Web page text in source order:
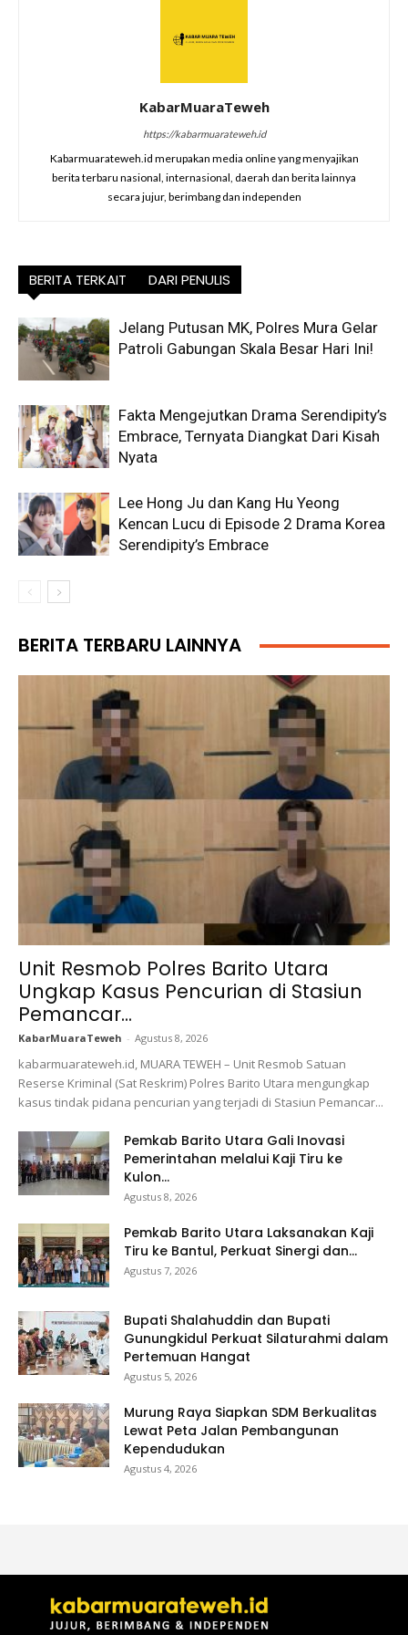
KabarMuaraTeweh
https://kabarmuarateweh.id
Kabarmuarateweh.id merupakan media online yang menyajikan
berita terbaru nasional, internasional, daerah dan berita lainnya
secara jujur, berimbang dan independen
BERITA TERKAIT DARI PENULIS
Jelang Putusan MK, Polres Mura Gelar
Patroli Gabungan Skala Besar Hari Ini!
Fakta Mengejutkan Drama Serendipity’s
Embrace, Ternyata Diangkat Dari Kisah
Nyata
Lee Hong Ju dan Kang Hu Yeong
Kencan Lucu di Episode 2 Drama Korea
Serendipity’s Embrace
BERITA TERBARU LAINNYA
Unit Resmob Polres Barito Utara
Ungkap Kasus Pencurian di Stasiun
Pemancar...
KabarMuaraTeweh - Agustus 8, 2026
kabarmuarateweh.id, MUARA TEWEH – Unit Resmob Satuan
Reserse Kriminal (Sat Reskrim) Polres Barito Utara mengungkap
kasus tindak pidana pencurian yang terjadi di Stasiun Pemancar...
Pemkab Barito Utara Gali Inovasi
Pemerintahan melalui Kaji Tiru ke
Kulon...
Agustus 8, 2026
Pemkab Barito Utara Laksanakan Kaji
Tiru ke Bantul, Perkuat Sinergi dan...
Agustus 7, 2026
Bupati Shalahuddin dan Bupati
Gunungkidul Perkuat Silaturahmi dalam
Pertemuan Hangat
Agustus 5, 2026
Murung Raya Siapkan SDM Berkualitas
Lewat Peta Jalan Pembangunan
Kependudukan
Agustus 4, 2026